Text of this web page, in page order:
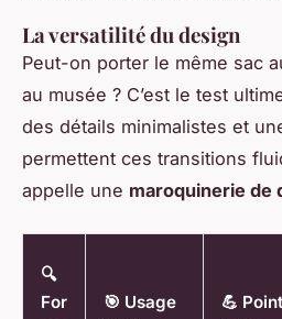
La versatilité du design
Peut-on porter le même sac
au musée ? C’est le test
des détails minimalistes et
permettent ces transitions
appelle une maroquinerie de
🔍
For
🎯 Usage
💪